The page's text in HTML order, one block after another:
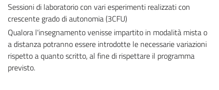
Sessioni di laboratorio con vari esperimenti realizzati con
crescente grado di autonomia (3CFU)
Qualora l'insegnamento venisse impartito in modalità mista o
a distanza potranno essere introdotte le necessarie variazioni
rispetto a quanto scritto, al fine di rispettare il programma
previsto.